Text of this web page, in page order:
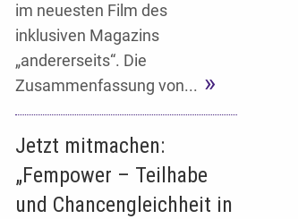
im neuesten Film des
inklusiven Magazins
„andererseits“. Die
Zusammenfassung von...
Jetzt mitmachen:
„Fempower – Teilhabe
und Chancengleichheit in